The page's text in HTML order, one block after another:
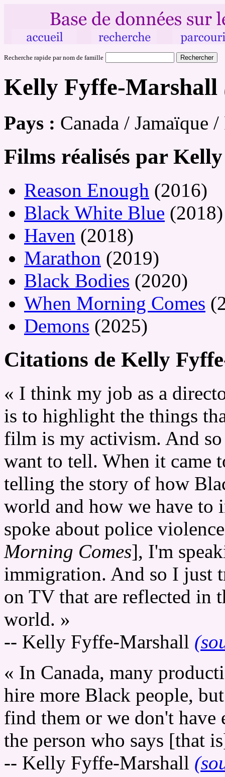
Recherche rapide par nom de famille
Kelly Fyffe-Marshall
Pays : Canada / Jamaïque
Films réalisés par
Reason Enough (2016)
Black White Blue (2018)
Haven (2018)
Marathon (2019)
Black Bodies (2020)
When Morning Comes
Demons (2025)
Citations de Kelly
« I think my job as a
is to highlight the things
film is my activism. And
want to tell. When it came
telling the story of how
world and how we have to
spoke about police
Morning Comes], I'm
immigration. And so I just
on TV that are reflected in
world. »
-- Kelly Fyffe-Marshall
« In Canada, many
hire more Black people,
find them or we don't have
the person who says [that
-- Kelly Fyffe-Marshall